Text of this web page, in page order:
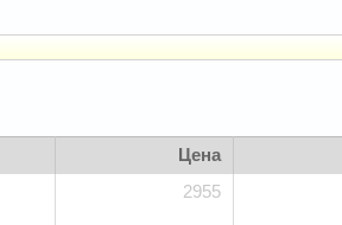
Цена
2955